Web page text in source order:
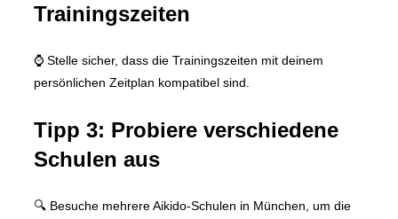
Trainingszeiten
⌚ Stelle sicher, dass die Trainingszeiten mit deinem
persönlichen Zeitplan kompatibel sind.
Tipp 3: Probiere verschiedene
Schulen aus
🔍 Besuche mehrere Aikido-Schulen in München, um die